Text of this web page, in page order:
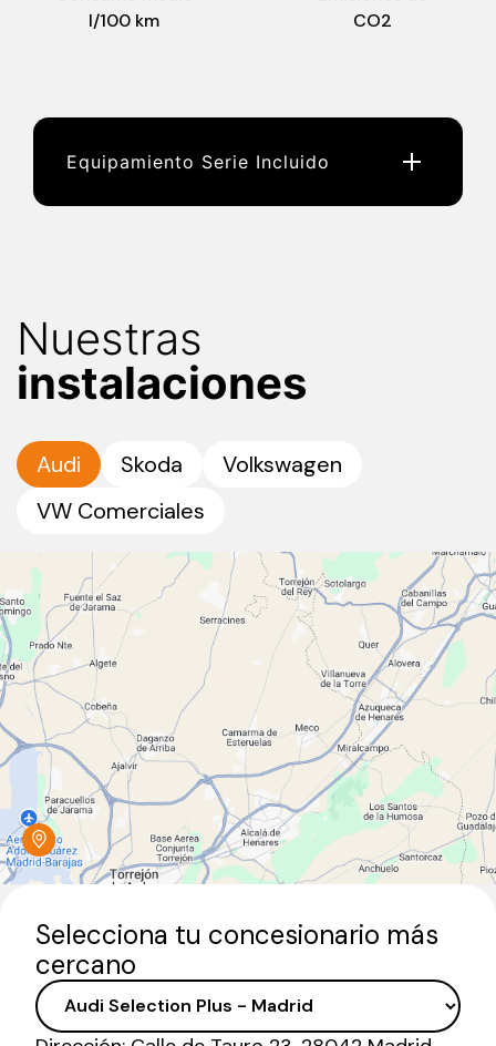
l/100 km
CO2
Equipamiento Serie Incluido
Nuestras
instalaciones
Audi Skoda
Volkswagen
VW Comerciales
Selecciona tu concesionario más
cercano